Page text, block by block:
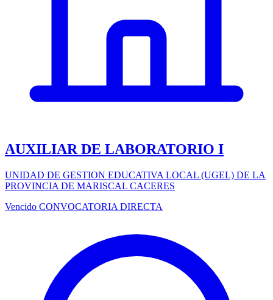
AUXILIAR DE LABORATORIO I
UNIDAD DE GESTION EDUCATIVA LOCAL (UGEL) DE LA
PROVINCIA DE MARISCAL CACERES
Vencido CONVOCATORIA DIRECTA